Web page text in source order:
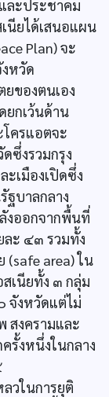
ละประชาคม
นียได้เสนอแผน
Plan) จะ
หวัด
ยของตนเอง
ยกเว้นด้าน
ครแอตจะ
ซึ่งรวมกรุง
ะเมืองเปิดซึ่ง
ฐบาลกลาง
งออกจากพื้นที่
ละ ๔๓ รวมทั้ง
area) ใน
เนียทั้ง ๓ กลุ่ม
จังหวัดแต่ไม่
สงครามและ
รั้งหนึ่งในกลาง
วในการยุติ